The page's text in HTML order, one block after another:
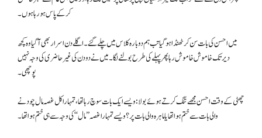
کرکے پاس ہو رہا ہوں۔
میں احسن کی بات سن کر ٹھنڈا ہوگیا تب ہم دوبارہ کلاس میں چلے گئے۔ اگلے دن اسرار بھی آگیا وہ کچھ
دیر تک خاموش خاموش رہا پھر پہلے کی طرح بولنے لگا۔ میں نے دو دن کی غیر حاضری کی وجہ نہیں
پوچھی۔
چھٹی کے وقت احسن مجھے تنگ کرتے ہوئے بولا: ویسے ایک بات سوچ رہا تھا، تمہارا کل غصہ مال چودنے
والی بات سے ختم ہوا تھا یا ماہرہ والی بات پر؟ ویسے تمہارا غصہ ’’مال‘‘ کی وجہ سے ہی ختم ہوا تھا۔